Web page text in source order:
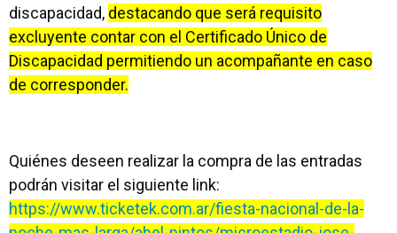
discapacidad, destacando que será requisito
excluyente contar con el Certificado Único de
Discapacidad permitiendo un acompañante en caso
de corresponder.
Quiénes deseen realizar la compra de las entradas
podrán visitar el siguiente link:
https://www.ticketek.com.ar/fiesta-nacional-de-la-